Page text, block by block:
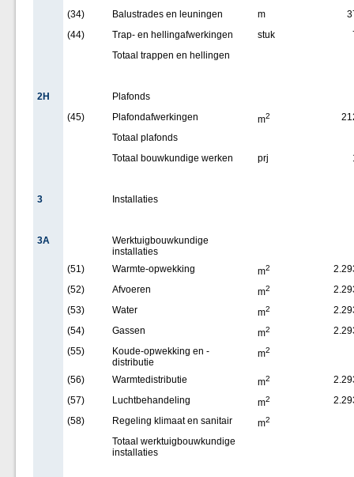
(34)
Balustrades en leuningen m
(44)
Trap- en hellingafwerkingen stuk
Totaal trappen en hellingen
2H
Plafonds
(45)
Plafondafwerkingen m2
Totaal plafonds
Totaal bouwkundige werken
prj
3 Installaties
3A
Werktuigbouwkundige
installaties
(51)
Warmte-opwekking m2
(52)
Afvoeren m2
(53)
Water m2
(54)
Gassen m2
(55)
Koude-opwekking en -
distributie
m2
(56) Warmtedistributie m2
(57)
Luchtbehandeling m2
(58)
Regeling klimaat en sanitair m2
Totaal werktuigbouwkundige
installaties